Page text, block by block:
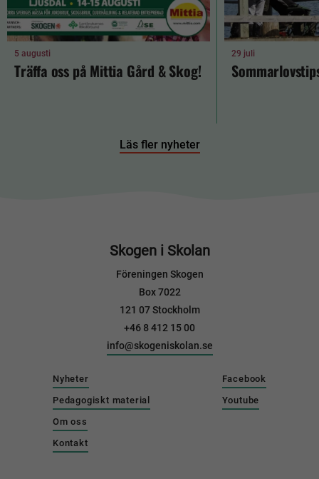
5 augusti
Träffa oss på Mittia Gård & Skog!
29 juli
Läs fler nyheter
Skogen i Skolan
Föreningen Skogen
Box 7022
121 07 Stockholm
+46 8 412 15 00
info@skogeniskolan.se
Nyheter
Pedagogiskt material
Om oss
Kontakt
Facebook
Youtube